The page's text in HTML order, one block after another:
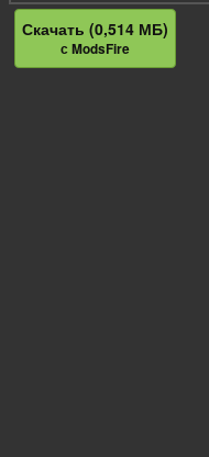
Скачать (0,514 МБ)
с ModsFire